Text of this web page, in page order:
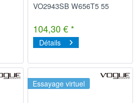
VO2943SB W656T5 55
104,30 € *
Détails
Essayage virtuel